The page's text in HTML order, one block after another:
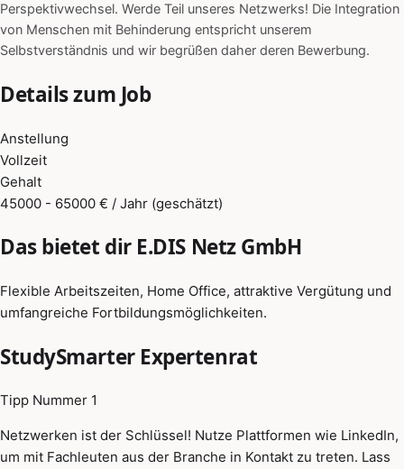
Perspektivwechsel. Werde Teil unseres Netzwerks! Die Integration
von Menschen mit Behinderung entspricht unserem
Selbstverständnis und wir begrüßen daher deren Bewerbung.
Details zum Job
Anstellung
Vollzeit
Gehalt
45000 - 65000 € / Jahr (geschätzt)
Das bietet dir E.DIS Netz GmbH
Flexible Arbeitszeiten, Home Office, attraktive Vergütung und
umfangreiche Fortbildungsmöglichkeiten.
StudySmarter Expertenrat
Tipp Nummer 1
Netzwerken ist der Schlüssel! Nutze Plattformen wie LinkedIn,
um mit Fachleuten aus der Branche in Kontakt zu treten. Lass